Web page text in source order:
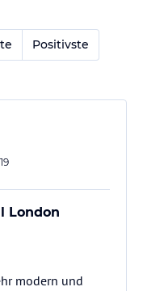
Positivste
London
modern und